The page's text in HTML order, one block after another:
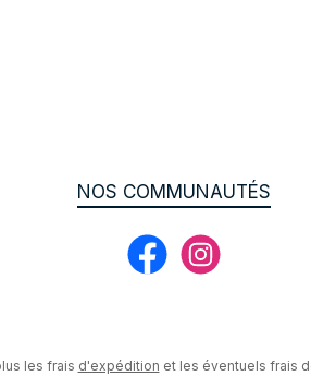
NOS COMMUNAUTÉS
FacebookInstagram
les frais d'expédition et les éventuels frais